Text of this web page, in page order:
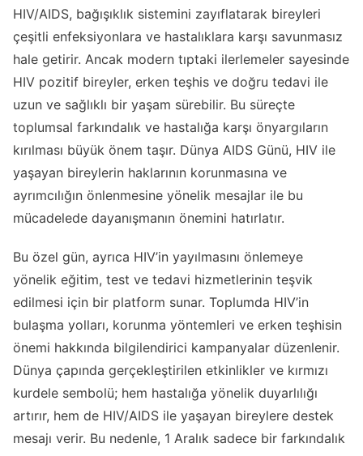
HIV/AIDS, bağışıklık sistemini zayıflatarak bireyleri
çeşitli enfeksiyonlara ve hastalıklara karşı savunmasız
hale getirir. Ancak modern tıptaki ilerlemeler sayesinde
HIV pozitif bireyler, erken teşhis ve doğru tedavi ile
uzun ve sağlıklı bir yaşam sürebilir. Bu süreçte
toplumsal farkındalık ve hastalığa karşı önyargıların
kırılması büyük önem taşır. Dünya AIDS Günü, HIV ile
yaşayan bireylerin haklarının korunmasına ve
ayrımcılığın önlenmesine yönelik mesajlar ile bu
mücadelede dayanışmanın önemini hatırlatır.
Bu özel gün, ayrıca HIV’in yayılmasını önlemeye
yönelik eğitim, test ve tedavi hizmetlerinin teşvik
edilmesi için bir platform sunar. Toplumda HIV’in
bulaşma yolları, korunma yöntemleri ve erken teşhisin
önemi hakkında bilgilendirici kampanyalar düzenlenir.
Dünya çapında gerçekleştirilen etkinlikler ve kırmızı
kurdele sembolü; hem hastalığa yönelik duyarlılığı
artırır, hem de HIV/AIDS ile yaşayan bireylere destek
mesajı verir. Bu nedenle, 1 Aralık sadece bir farkındalık